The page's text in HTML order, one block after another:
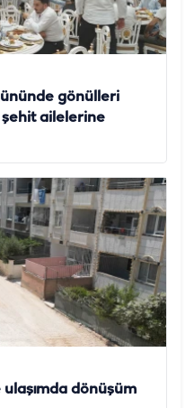
gönülleri
şehit ailelerine
ulaşımda dönüşüm